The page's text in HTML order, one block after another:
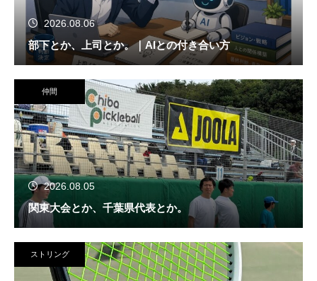
2026.08.06
部下とか、上司とか。｜AIとの付き合い方
仲間
2026.08.05
関東大会とか、千葉県代表とか。
ストリング